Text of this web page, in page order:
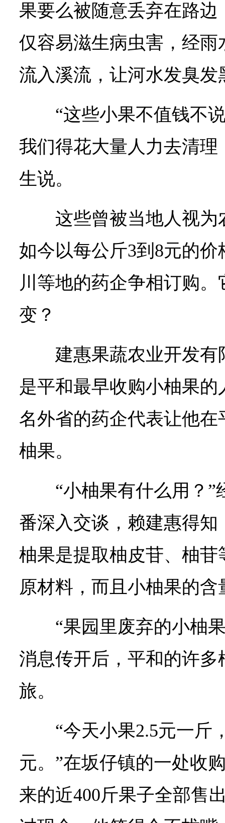
果要么被随意丢弃在路
仅容易滋生病虫害，经
流入溪流，让河水发臭发
“这些小果不值钱不
我们得花大量人力去清理
生说。
这些曾被当地人视
如今以每公斤3到8元的
川等地的药企争相订购
变？
建惠果蔬农业开发
是平和最早收购小柚果
名外省的药企代表让他
柚果。
“小柚果有什么用？
番深入交谈，赖建惠得
柚果是提取柚皮苷、柚
原材料，而且小柚果的
“果园里废弃的小柚
消息传开后，平和的许
旅。
“今天小果2.5元一斤
元。”在坂仔镇的一处收
来的近400斤果子全部售